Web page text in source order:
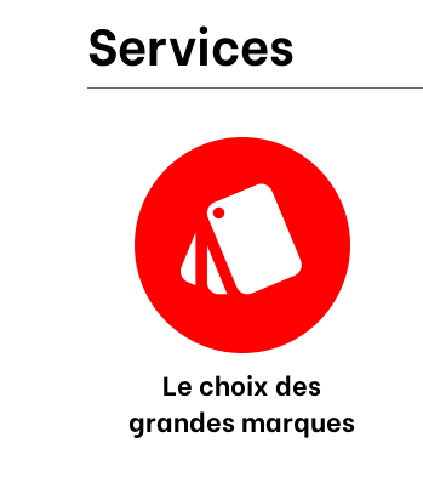
Services
Le choix des
grandes marques